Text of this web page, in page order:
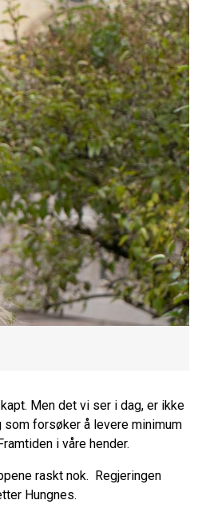
Men det vi ser i dag, er ikke
som forsøker å levere minimum
i våre hender.
raskt nok. Regjeringen
Hungnes.